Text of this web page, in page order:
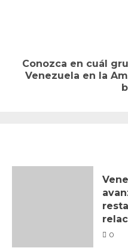
Entrada
Siguiente
Conozca en cuál
Venezuela en la
0